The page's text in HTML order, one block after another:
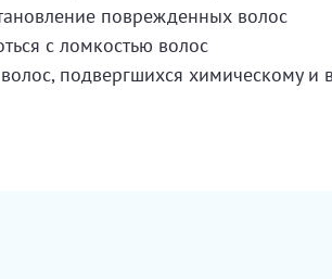
поврежденных волос
с ломкостью волос
подвергшихся химическому и